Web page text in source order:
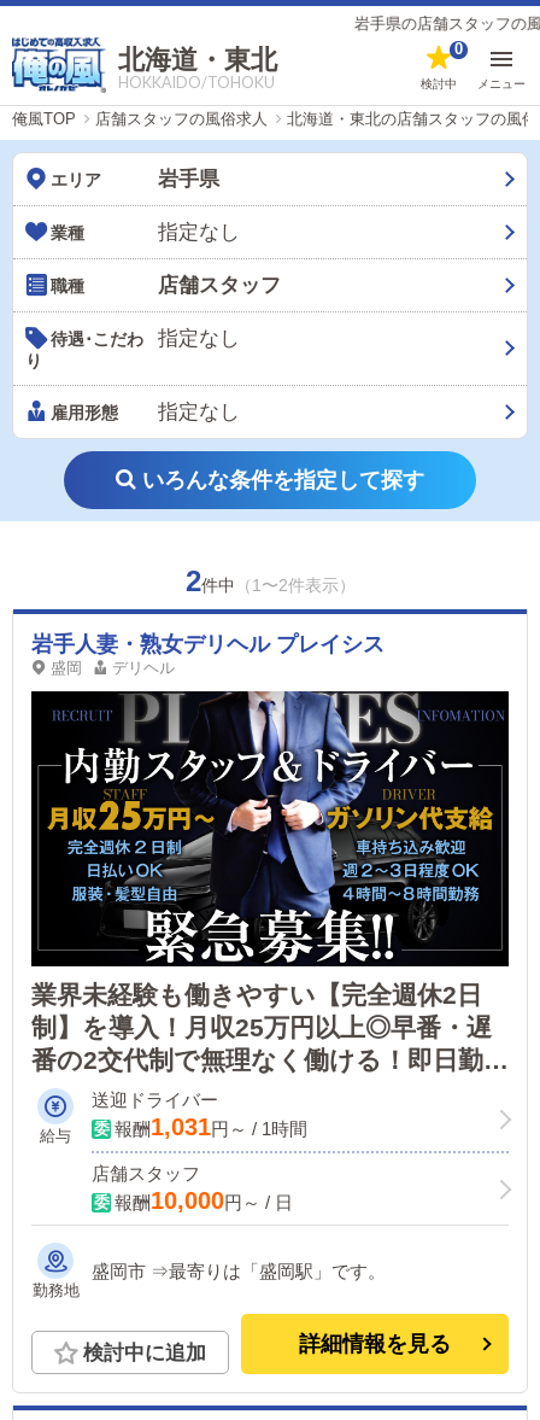
岩手県の店舗スタッフの風
北海道・東北
HOKKAIDO/TOHOKU 検討中
0
メニュー
俺風TOP 店舗スタッフの風俗求人 北海道・東北の店舗スタッフの風
エリア 岩手県
業種 指定なし
職種 店舗スタッフ
待遇･こだわ
り
指定なし
雇用形態 指定なし
いろんな条件を指定して探す
2件中 （1〜2件表示）
岩手人妻・熟女デリヘル プレイシス
盛岡 デリヘル
業界未経験も働きやすい【完全週休2日
制】を導入！月収25万円以上◎早番・遅
番の2交代制で無理なく働ける！即日勤務
も相談可☆ひたむきに頑張る貴方を応援
します！
給与
送迎ドライバー
報酬1,031円～ / 1時間
店舗スタッフ
報酬10,000円～ / 日
勤務地
盛岡市 ⇒最寄りは「盛岡駅」です。
検討中に追加 詳細情報を見る